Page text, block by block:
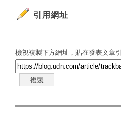
引用網址
檢視複製下方網址，貼在發表文章
複製